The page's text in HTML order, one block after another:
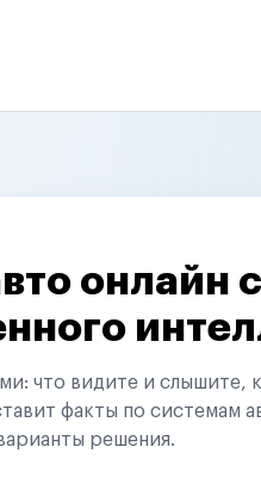
онлайн
что видите и слышите,
факты по системам
решения.